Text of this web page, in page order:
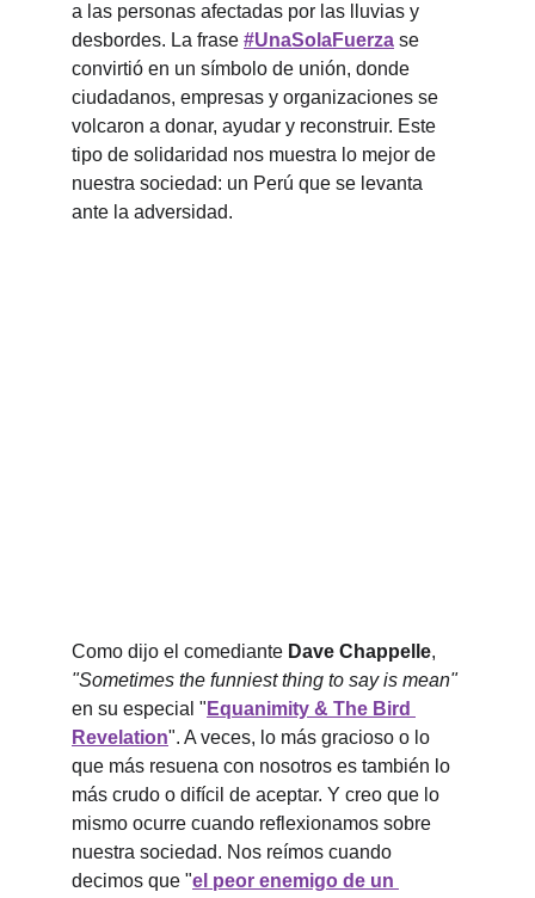
a las personas afectadas por las lluvias y
desbordes. La frase #UnaSolaFuerza se
convirtió en un símbolo de unión, donde
ciudadanos, empresas y organizaciones se
volcaron a donar, ayudar y reconstruir. Este
tipo de solidaridad nos muestra lo mejor de
nuestra sociedad: un Perú que se levanta
ante la adversidad.
Como dijo el comediante Dave Chappelle,
"Sometimes the funniest thing to say is mean"
en su especial " Equanimity & The Bird
Revelation". A veces, lo más gracioso o lo
que más resuena con nosotros es también lo
más crudo o difícil de aceptar. Y creo que lo
mismo ocurre cuando reflexionamos sobre
nuestra sociedad. Nos reímos cuando
decimos que "el peor enemigo de un